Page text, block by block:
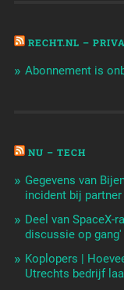
RECHT.NL –
Abonnement is
NU – TECH
Gegevens van
incident bij partner
Deel van SpaceX-
discussie op gang'
Koplopers |
Utrechts bedrijf